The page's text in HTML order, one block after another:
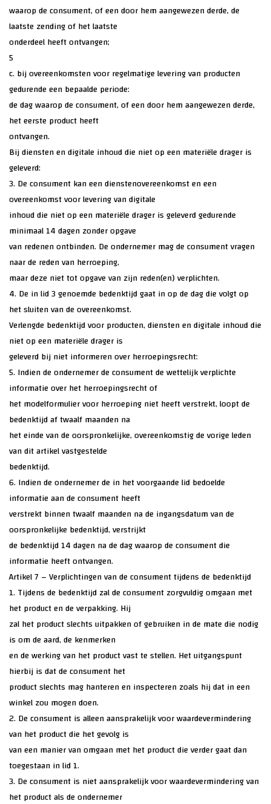
waarop de consument, of een door hem aangewezen derde, de
laatste zending of het laatste
onderdeel heeft ontvangen;
5
c. bij overeenkomsten voor regelmatige levering van producten
gedurende een bepaalde periode:
de dag waarop de consument, of een door hem aangewezen derde,
het eerste product heeft
ontvangen.
Bij diensten en digitale inhoud die niet op een materiële drager is
geleverd:
3. De consument kan een dienstenovereenkomst en een
overeenkomst voor levering van digitale
inhoud die niet op een materiële drager is geleverd gedurende
minimaal 14 dagen zonder opgave
van redenen ontbinden. De ondernemer mag de consument vragen
naar de reden van herroeping,
maar deze niet tot opgave van zijn reden(en) verplichten.
4. De in lid 3 genoemde bedenktijd gaat in op de dag die volgt op
het sluiten van de overeenkomst.
Verlengde bedenktijd voor producten, diensten en digitale inhoud die
niet op een materiële drager is
geleverd bij niet informeren over herroepingsrecht:
5. Indien de ondernemer de consument de wettelijk verplichte
informatie over het herroepingsrecht of
het modelformulier voor herroeping niet heeft verstrekt, loopt de
bedenktijd af twaalf maanden na
het einde van de oorspronkelijke, overeenkomstig de vorige leden
van dit artikel vastgestelde
bedenktijd.
6. Indien de ondernemer de in het voorgaande lid bedoelde
informatie aan de consument heeft
verstrekt binnen twaalf maanden na de ingangsdatum van de
oorspronkelijke bedenktijd, verstrijkt
de bedenktijd 14 dagen na de dag waarop de consument die
informatie heeft ontvangen.
Artikel 7 – Verplichtingen van de consument tijdens de bedenktijd
1. Tijdens de bedenktijd zal de consument zorgvuldig omgaan met
het product en de verpakking. Hij
zal het product slechts uitpakken of gebruiken in de mate die nodig
is om de aard, de kenmerken
en de werking van het product vast te stellen. Het uitgangspunt
hierbij is dat de consument het
product slechts mag hanteren en inspecteren zoals hij dat in een
winkel zou mogen doen.
2. De consument is alleen aansprakelijk voor waardevermindering
van het product die het gevolg is
van een manier van omgaan met het product die verder gaat dan
toegestaan in lid 1.
3. De consument is niet aansprakelijk voor waardevermindering van
het product als de ondernemer